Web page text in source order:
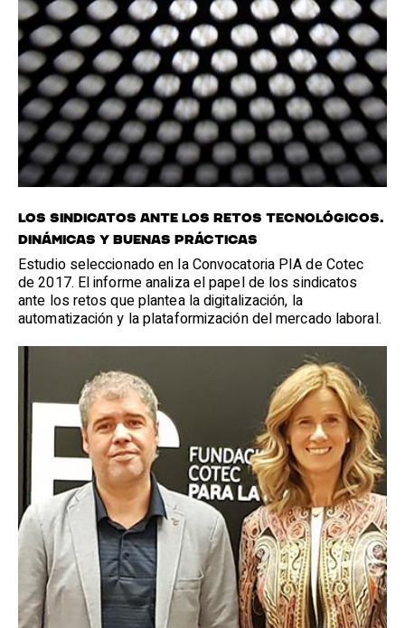
LOS SINDICATOS ANTE LOS RETOS TECNOLÓGICOS.
DINÁMICAS Y BUENAS PRÁCTICAS
Estudio seleccionado en la Convocatoria PIA de Cotec
de 2017. El informe analiza el papel de los sindicatos
ante los retos que plantea la digitalización, la
automatización y la plataformización del mercado laboral.